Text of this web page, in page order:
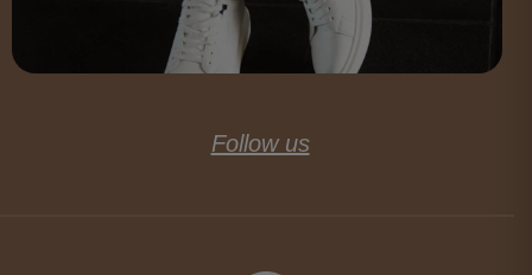
Follow us